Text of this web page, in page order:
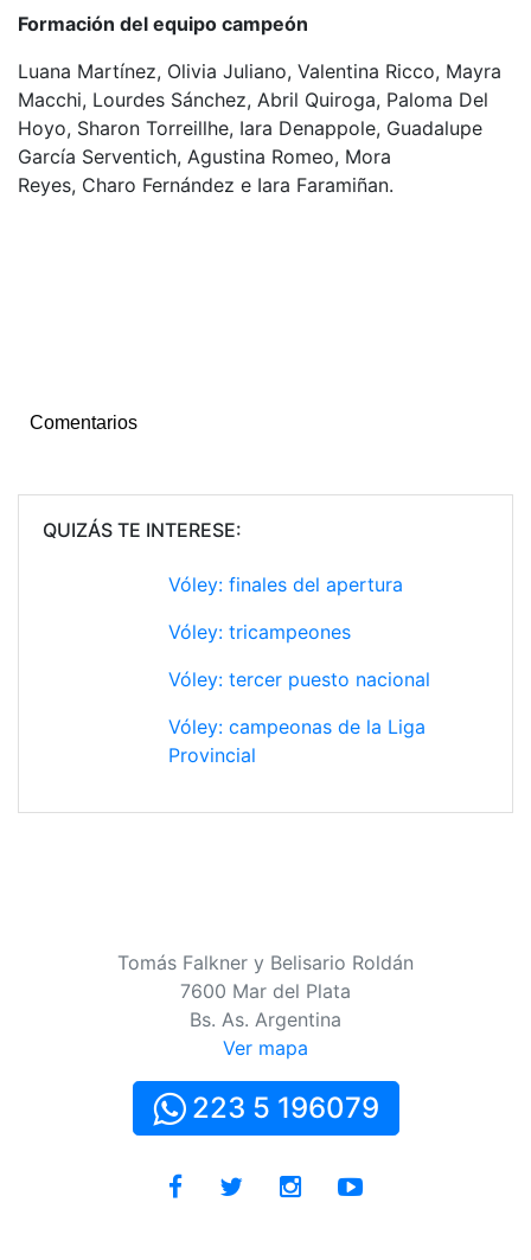
Formación del equipo campeón
Luana Martínez, Olivia Juliano, Valentina Ricco, Mayra
Macchi, Lourdes Sánchez, Abril Quiroga, Paloma Del
Hoyo, Sharon Torreillhe, Iara Denappole, Guadalupe
García Serventich, Agustina Romeo, Mora
Reyes, Charo Fernández e Iara Faramiñan.
Comentarios
QUIZÁS TE INTERESE:
Vóley: finales del apertura
Vóley: tricampeones
Vóley: tercer puesto nacional
Vóley: campeonas de la Liga
Provincial
Tomás Falkner y Belisario Roldán
7600 Mar del Plata
Bs. As. Argentina
Ver mapa
223 5 196079